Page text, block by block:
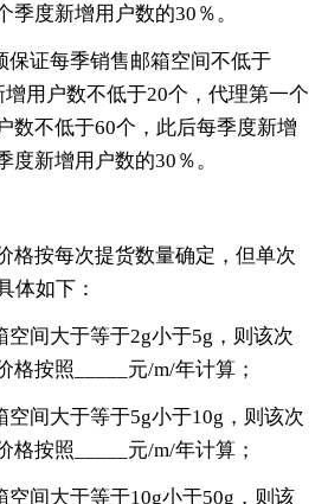
季度新增用户数的30％。
保证每季销售邮箱空间不低于
用户数不低于20个，代理第一个
数不低于60个，此后每季度新增
度新增用户数的30％。
格按每次提货数量确定，但单次
体如下：
空间大于等于2g小于5g，则该次
格按照_____元/m/年计算；
空间大于等于5g小于10g，则该次
格按照_____元/m/年计算；
空间大于等于10g小于50g，则该